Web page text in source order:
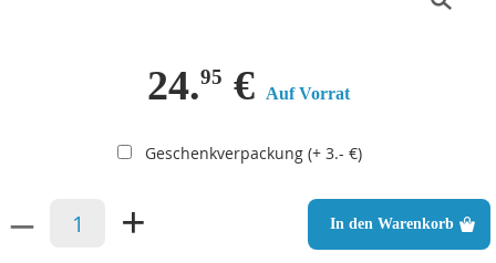
24.95 € Auf Vorrat
Geschenkverpackung (+ 3.- €)
– + In den Warenkorb